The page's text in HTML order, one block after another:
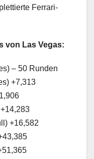
Ferrari-
von Las Vegas:
– 50 Runden
+7,313
+16,582